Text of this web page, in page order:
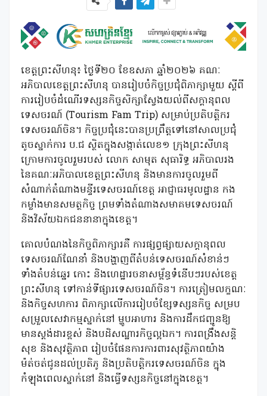
ខេត្តព្រះសីហនុ៖ ថ្ងៃទី២០ ខែឧសភា ឆ្នាំ២០២៦ គណៈ
អភិបាលខេត្តព្រះសីហនុ បានរៀបចំកិច្ចប្រជុំពិភាក្សាមួយ ស្តីពី
ការរៀបចំដំណើរទស្សនកិច្ចសិក្សាស្វែងយល់ពីសក្តានុពល
ទេសចរណ៍ (Tourism Fam Trip) សម្រាប់ប្រតិបត្តិករ
ទេសចរណ៍ចិន។ កិច្ចប្រជុំនេះបានប្រព្រឹត្តទៅនៅសាលប្រជុំ
តូចស្នាក់ការ ប.ជ ស្ថិតក្នុងសង្កាត់លេខ១ ក្រុងព្រះសីហនុ
ក្រោមការចូលរួមរបស់ លោក សាមុត សុធារិទ្ធ អភិបាលរង
នៃគណៈអភិបាលខេត្តព្រះសីហនុ និងមានការចូលរួមពី
សំណាក់តំណាងមន្ទីរទេសចរណ៍ខេត្ត អាជ្ញាធរមូលដ្ឋាន កង
កម្លាំងមានសមត្ថកិច្ច ព្រមទាំងតំណាងសមាគមទេសចរណ៍
និងវិស័យឯកជននានាក្នុងខេត្ត។
គោលបំណងនៃកិច្ចពិភាក្សារគឺ ការផ្សព្វផ្សាយសក្តានុពល
ទេសចរណ៍ណែនាំ និងបង្ហាញពីតំបន់ទេសចរណ៍សំខាន់ៗ
ទាំងតំបន់ឆ្នេរ កោះ និងហេដ្ឋារចនាសម្ព័ន្ធទំនើបៗរបស់ខេត្ត
ព្រះសីហនុ ទៅកាន់ទីផ្សារទេសចរណ៍ចិន។ ការត្រៀមលក្ខណៈ
និងកិច្ចសហការ ពិភាក្សាលើការរៀបចំខ្សែទស្សនកិច្ច សម្រប
សម្រួលសេវាកម្មស្នាក់នៅ ម្ហូបអាហារ និងការដឹកជញ្ជូនឱ្យ
មានស្តង់ដារខ្ពស់ និងបដិសណ្ឋារកិច្ចល្អឯក។ ការពង្រឹងសន្តិ
សុខ និងសុវត្ថិភាព រៀបចំផែនការការពារសុវត្ថិភាពយ៉ាង
ម៉ត់ចត់ជូនដល់ប្រតិភូ និងប្រតិបត្តិករទេសចរណ៍ចិន ក្នុង
កំឡុងពេលស្នាក់នៅ និងធ្វើទស្សនកិច្ចនៅក្នុងខេត្ត។